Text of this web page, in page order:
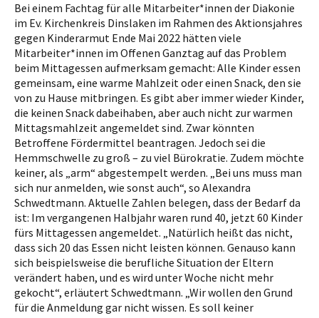
Bei einem Fachtag für alle Mitarbeiter*innen der Diakonie
im Ev. Kirchenkreis Dinslaken im Rahmen des Aktionsjahres
gegen Kinderarmut Ende Mai 2022 hätten viele
Mitarbeiter*innen im Offenen Ganztag auf das Problem
beim Mittagessen aufmerksam gemacht: Alle Kinder essen
gemeinsam, eine warme Mahlzeit oder einen Snack, den sie
von zu Hause mitbringen. Es gibt aber immer wieder Kinder,
die keinen Snack dabeihaben, aber auch nicht zur warmen
Mittagsmahlzeit angemeldet sind. Zwar könnten
Betroffene Fördermittel beantragen. Jedoch sei die
Hemmschwelle zu groß – zu viel Bürokratie. Zudem möchte
keiner, als „arm“ abgestempelt werden. „Bei uns muss man
sich nur anmelden, wie sonst auch“, so Alexandra
Schwedtmann. Aktuelle Zahlen belegen, dass der Bedarf da
ist: Im vergangenen Halbjahr waren rund 40, jetzt 60 Kinder
fürs Mittagessen angemeldet. „Natürlich heißt das nicht,
dass sich 20 das Essen nicht leisten können. Genauso kann
sich beispielsweise die berufliche Situation der Eltern
verändert haben, und es wird unter Woche nicht mehr
gekocht“, erläutert Schwedtmann. „Wir wollen den Grund
für die Anmeldung gar nicht wissen. Es soll keiner